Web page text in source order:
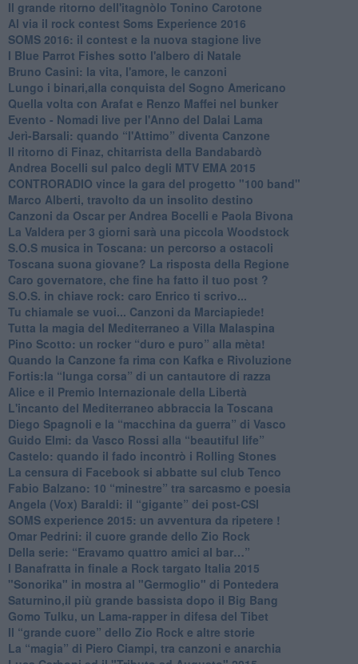
Il grande ritorno dell'itagnòlo Tonino Carotone
​Al via il rock contest Soms Experience 2016
​SOMS 2016: il contest e la nuova stagione live
I Blue Parrot Fishes sotto l'albero di Natale
Bruno Casini: la vita, l'amore, le canzoni
​Lungo i binari,alla conquista del Sogno Americano
​Quella volta con Arafat e Renzo Maffei nel bunker
​Evento - Nomadi live per l'Anno del Dalai Lama
Jerì-Barsali: quando “l'Attimo” diventa Canzone
Il ritorno di Finaz, chitarrista della Bandabardò
Andrea Bocelli sul palco degli MTV EMA 2015
CONTRORADIO vince la gara del progetto "100 band"
Marco Alberti, travolto da un insolito destino
Canzoni da Oscar per Andrea Bocelli e Paola Bivona
La Valdera per 3 giorni sarà una piccola Woodstock
S.O.S musica in Toscana: un percorso a ostacoli
​Toscana suona giovane? La risposta della Regione
Caro governatore, che fine ha fatto il tuo post ?
S.O.S. in chiave rock: caro Enrico ti scrivo...
Tu chiamale se vuoi... Canzoni da Marciapiede!
​Tutta la magia del Mediterraneo a Villa Malaspina
​Pino Scotto: un rocker “duro e puro” alla mèta!
​Quando la Canzone fa rima con Kafka e Rivoluzione
​Fortis:la “lunga corsa” di un cantautore di razza
Alice e il Premio Internazionale della Libertà
​L'incanto del Mediterraneo abbraccia la Toscana
​Diego Spagnoli e la “macchina da guerra” di Vasco
​Guido Elmi: da Vasco Rossi alla “beautiful life”
​Castelo: quando il fado incontrò i Rolling Stones
La censura di Facebook si abbatte sul club Tenco
Fabio Balzano: 10 “minestre” tra sarcasmo e poesia
Angela (Vox) Baraldi: il “gigante” dei post-CSI
​SOMS experience 2015: un avventura da ripetere !
Omar Pedrini: il cuore grande dello Zio Rock
Della serie: “Eravamo quattro amici al bar…”
I Banafratta in finale a Rock targato Italia 2015
"Sonorika" in mostra al "Germoglio" di Pontedera
​Saturnino,il più grande bassista dopo il Big Bang
​Gomo Tulku, un Lama-rapper in difesa del Tibet
​Il “grande cuore” dello Zio Rock e altre storie
La “magia” di Piero Ciampi, tra canzoni e anarchia